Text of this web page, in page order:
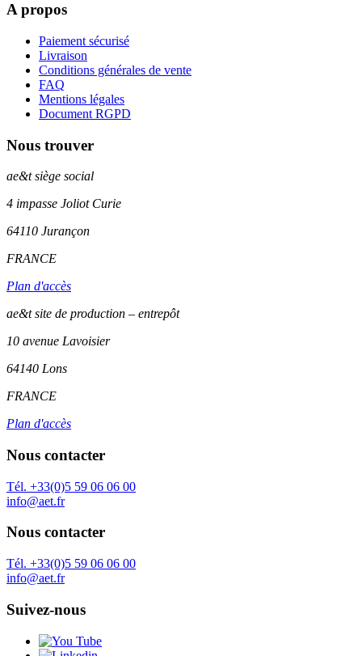
A propos
Paiement sécurisé
Livraison
Conditions générales de vente
FAQ
Mentions légales
Document RGPD
Nous trouver
ae&tsiège social
4 impasse Joliot Curie
64110 Jurançon
FRANCE
Plan d'accès
ae&t site de production – entrepôt
10 avenue Lavoisier
64140 Lons
FRANCE
Plan d'accès
Nous contacter
Tél. +33(0)5 59 06 06 00
info@aet.fr
Nous contacter
Tél. +33(0)5 59 06 06 00
info@aet.fr
Suivez-nous